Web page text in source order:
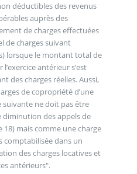
déductibles des revenus
auprès des
de charges effectuées
de charges suivant
lorsque le montant total de
antérieur s’est
des charges réelles. Aussi,
de copropriété d’une
suivante ne doit pas être
des appels de
18) mais comme une charge
comptabilisée dans un
des charges locatives et
antérieurs".